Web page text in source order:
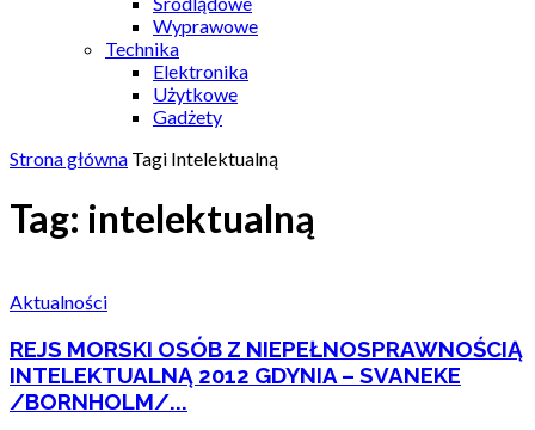
Wyprawowe
Technika
Elektronika
Użytkowe
Gadżety
Strona główna Tagi Intelektualną
Tag: intelektualną
Aktualności
REJS MORSKI OSÓB Z NIEPEŁNOSPRAWNOŚCIĄ
INTELEKTUALNĄ 2012 GDYNIA – SVANEKE
/BORNHOLM/...